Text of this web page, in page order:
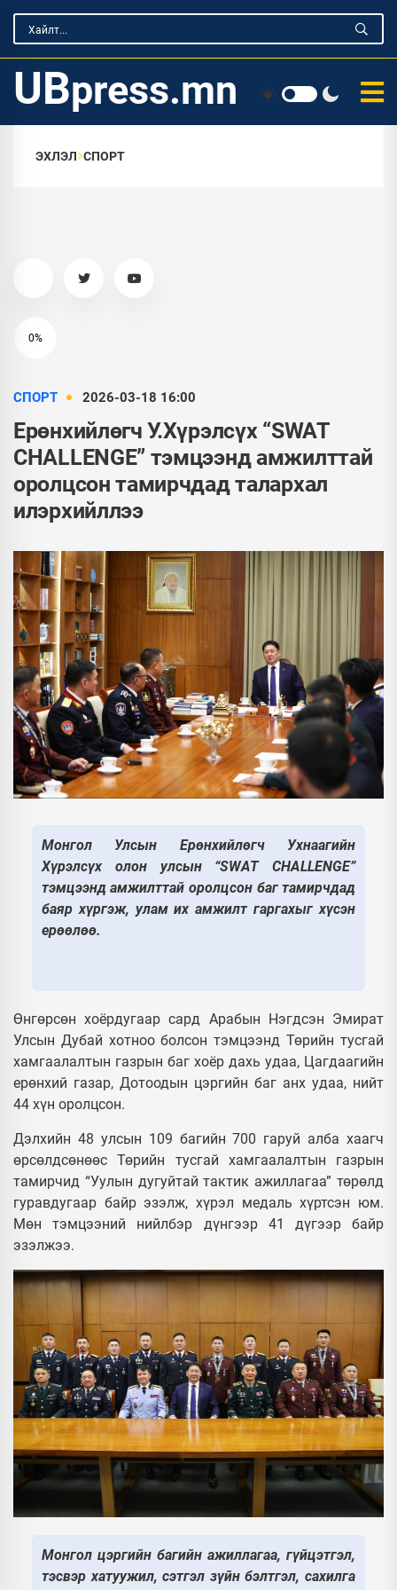
UBpress.mn
ЭХЛЭЛ СПОРТ
0%
СПОРТ 2026-03-18 16:00
Ерөнхийлөгч У.Хүрэлсүх “SWAT
CHALLENGE” тэмцээнд амжилттай
оролцсон тамирчдад талархал
илэрхийллээ
Монгол Улсын Ерөнхийлөгч Ухнаагийн
Хүрэлсүх олон улсын “SWAT CHALLENGE”
тэмцээнд амжилттай оролцсон баг тамирчдад
баяр хүргэж, улам их амжилт гаргахыг хүсэн
ерөөлөө.
Өнгөрсөн хоёрдугаар сард Арабын Нэгдсэн Эмират
Улсын Дубай хотноо болсон тэмцээнд Төрийн тусгай
хамгаалалтын газрын баг хоёр дахь удаа, Цагдаагийн
ерөнхий газар, Дотоодын цэргийн баг анх удаа, нийт
44 хүн оролцсон.
Дэлхийн 48 улсын 109 багийн 700 гаруй алба хаагч
өрсөлдсөнөөс Төрийн тусгай хамгаалалтын газрын
тамирчид “Уулын дугуйтай тактик ажиллагаа” төрөлд
гуравдугаар байр эзэлж, хүрэл медаль хүртсэн юм.
Мөн тэмцээний нийлбэр дүнгээр 41 дүгээр байр
эзэлжээ.
Монгол цэргийн багийн ажиллагаа, гүйцэтгэл,
тэсвэр хатуужил, сэтгэл зүйн бэлтгэл, сахилга